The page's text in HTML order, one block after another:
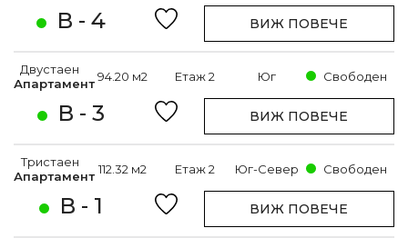
В - 4 ВИЖ ПОВЕЧЕ
В - 3
Двустаен
Апартамент94.20 м2 Етаж 2 Юг Свободен
ВИЖ ПОВЕЧЕ
В - 1
Тристаен
Апартамент 112.32 м2 Етаж 2 Юг-Север Свободен
ВИЖ ПОВЕЧЕ